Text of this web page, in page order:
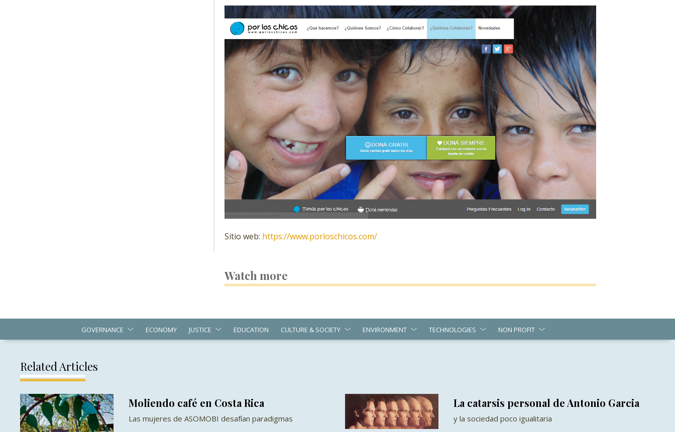
Sitio web: https://www.porloschicos.com/
Watch more
GOVERNANCE ECONOMY JUSTICE EDUCATION CULTURE & SOCIETY ENVIRONMENT TECHNOLOGIES NON PROFIT
Related Articles
Moliendo café en Costa Rica
Las mujeres de ASOMOBI desafían paradigmas
La catarsis personal de Antonio Garcia
y la sociedad poco igualitaria